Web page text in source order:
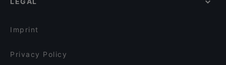
Mupen Thairavintola
Tourist-friendly Restaurants in Kuopio
Imprint
Privacy Policy